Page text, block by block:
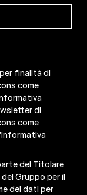
finalità di
come
di
come
del Titolare
Gruppo per il
dei dati per